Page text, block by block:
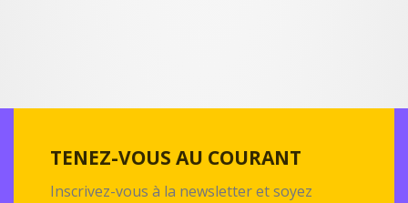
TENEZ-VOUS AU COURANT
Inscrivez-vous à la newsletter et soyez